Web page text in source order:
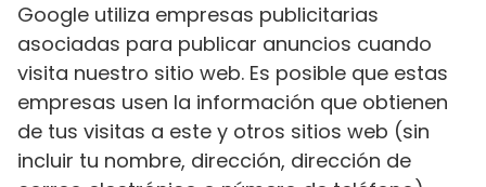
Google utiliza empresas publicitarias
asociadas para publicar anuncios cuando
visita nuestro sitio web. Es posible que estas
empresas usen la información que obtienen
de tus visitas a este y otros sitios web (sin
incluir tu nombre, dirección, dirección de